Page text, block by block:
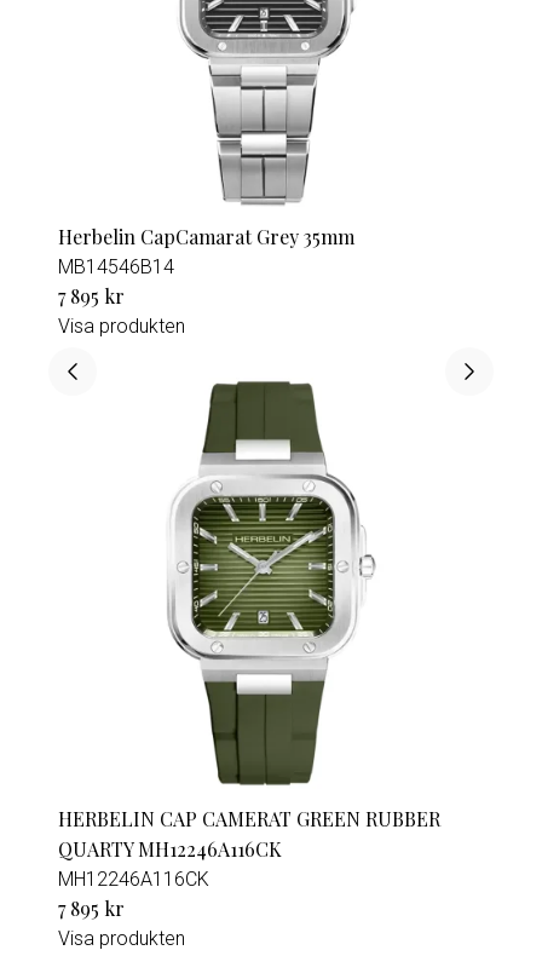
Herbelin CapCamarat Grey 35mm
MB14546B14
7 895 kr
Visa produkten
HERBELIN CAP CAMERAT GREEN RUBBER
QUARTY MH12246A116CK
MH12246A116CK
7 895 kr
Visa produkten